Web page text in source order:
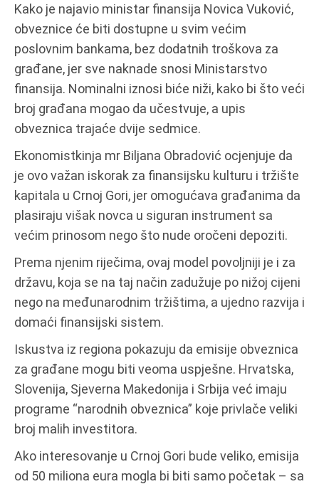
Kako je najavio ministar finansija Novica Vuković,
obveznice će biti dostupne u svim većim
poslovnim bankama, bez dodatnih troškova za
građane, jer sve naknade snosi Ministarstvo
finansija. Nominalni iznosi biće niži, kako bi što veći
broj građana mogao da učestvuje, a upis
obveznica trajaće dvije sedmice.
Ekonomistkinja mr Biljana Obradović ocjenjuje da
je ovo važan iskorak za finansijsku kulturu i tržište
kapitala u Crnoj Gori, jer omogućava građanima da
plasiraju višak novca u siguran instrument sa
većim prinosom nego što nude oročeni depoziti.
Prema njenim riječima, ovaj model povoljniji je i za
državu, koja se na taj način zadužuje po nižoj cijeni
nego na međunarodnim tržištima, a ujedno razvija i
domaći finansijski sistem.
Iskustva iz regiona pokazuju da emisije obveznica
za građane mogu biti veoma uspješne. Hrvatska,
Slovenija, Sjeverna Makedonija i Srbija već imaju
programe “narodnih obveznica” koje privlače veliki
broj malih investitora.
Ako interesovanje u Crnoj Gori bude veliko, emisija
od 50 miliona eura mogla bi biti samo početak – sa